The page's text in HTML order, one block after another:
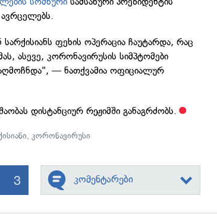
ფეხის ოპერაცია ჩაუტარდა, რაც
ასევე, კორონავირუსის სიმპტომები
— ნათქვამია ოფიციალურ
დისტანციურ რეჟიმში განაგრძობს.
,კორონავირუსი
3 კომენტარები